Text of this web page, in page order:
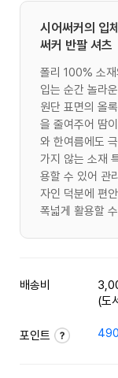
시어써커의 입
써커 반팔 셔츠
폴리 100% 소
입는 순간 놀라
원단 표면의 올
을 줄여주어 땀
와 한여름에도
가지 않는 소재
용할 수 있어 관
자인 덕분에 편
폭넓게 활용할
배송비
(도
포인트